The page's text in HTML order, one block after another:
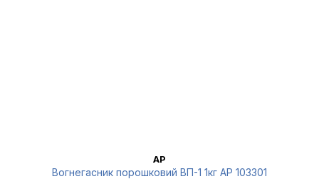
AP
Вогнегасник порошковий ВП-1 1кг AP 103301